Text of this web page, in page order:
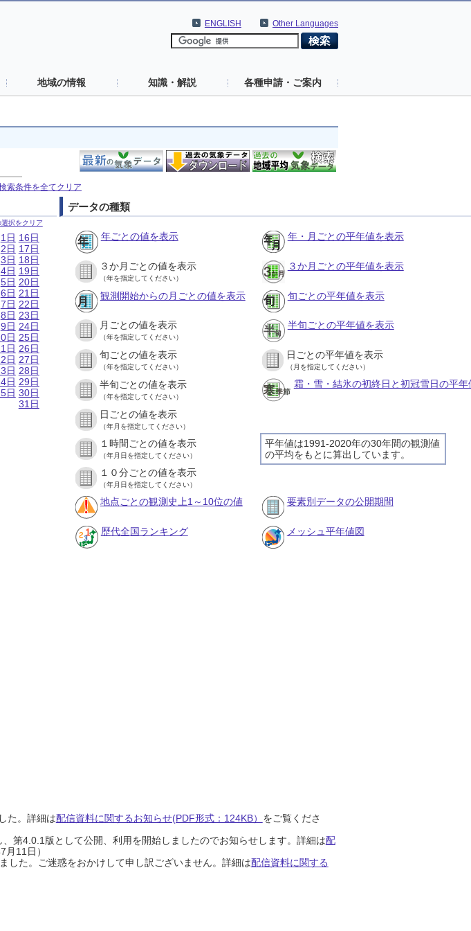
Other Languages
ENGLISH
地域の情報 知識・解説 各種申請・ご案内
索条件を全てクリア
択をクリア
1日
2日
3日
4日
5日
6日
7日
8日
9日
日
日
日
日
日
日
16日
17日
18日
19日
20日
21日
22日
23日
24日
25日
26日
27日
28日
29日
30日
31日
データの種類
年ごとの値を表示 年・月ごとの平年値を表示
３か月ごとの値を表示
（年を指定してください）
３か月ごとの平年値を表示
観測開始からの月ごとの値を表示 旬ごとの平年値を表示
月ごとの値を表示
（年を指定してください）
半旬ごとの平年値を表示
旬ごとの値を表示
（年を指定してください）
日ごとの平年値を表示
（月を指定してください）
半旬ごとの値を表示
（年を指定してください）
霜・雪・結氷の初終日と初冠雪日の平年
日ごとの値を表示
（年月を指定してください）
平年値は1991-2020年の30年間の観測値
の平均をもとに算出しています。
１時間ごとの値を表示
（年月日を指定してください）
１０分ごとの値を表示
（年月日を指定してください）
地点ごとの観測史上1～10位の値 要素別データの公開期間
歴代全国ランキング メッシュ平年値図
た。詳細は配信資料に関するお知らせ(PDF形式：124KB） をご覧くださ
第4.0.1版として公開、利用を開始しましたのでお知らせします。詳細は配
11日）
した。ご迷惑をおかけして申し訳ございません。詳細は配信資料に関する